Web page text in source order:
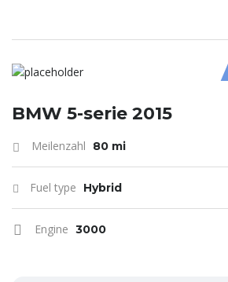
BMW 5-serie 2015
Meilenzahl 80 mi
Fuel type Hybrid
Engine 3000